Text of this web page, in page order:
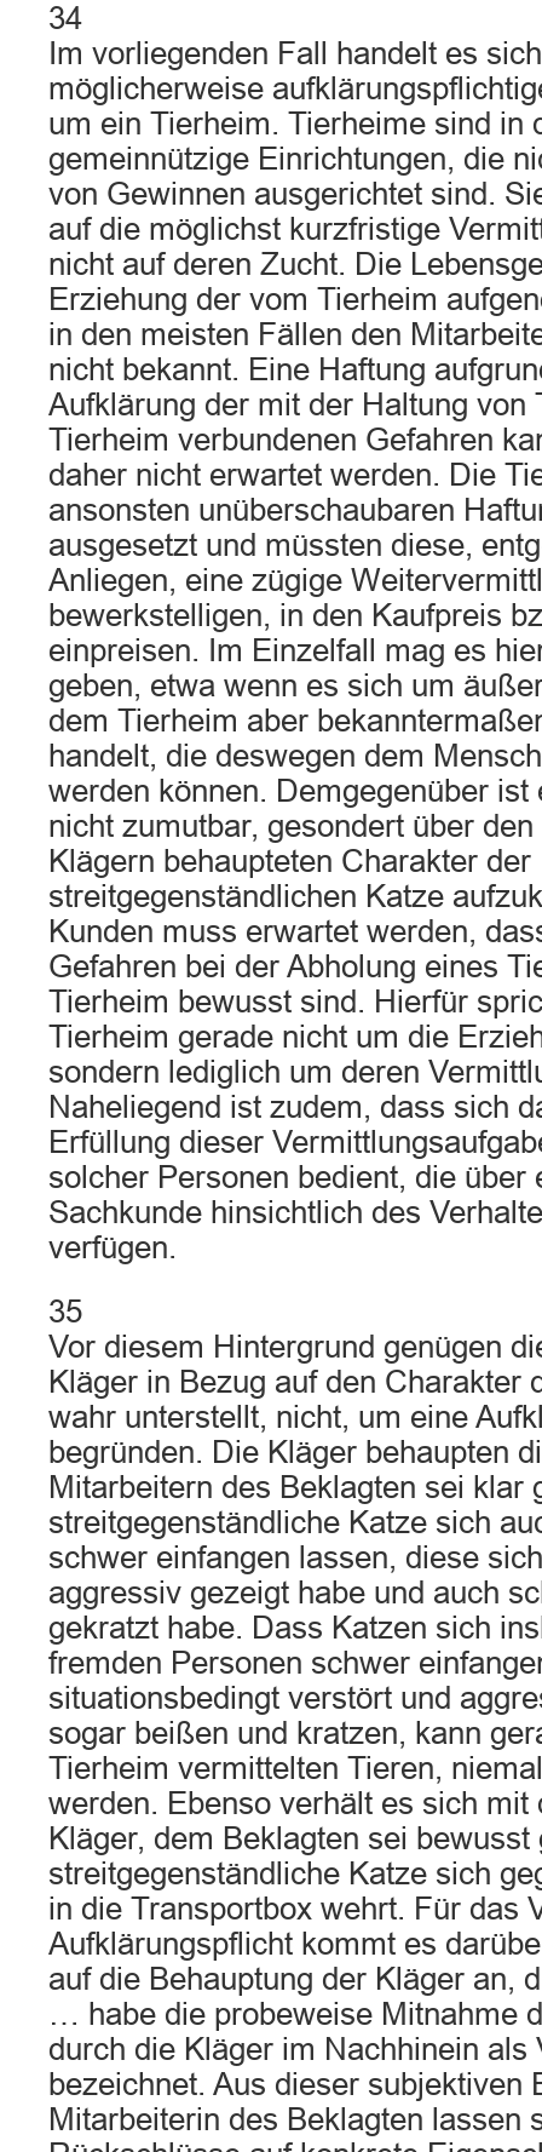
34
Im vorliegenden Fall handelt es
möglicherweise
um ein Tierheim. Tierheime sind in
gemeinnützige Einrichtungen, die
von Gewinnen ausgerichtet sind.
auf die möglichst kurzfristige
nicht auf deren Zucht. Die
Erziehung der vom Tierheim
in den meisten Fällen den
nicht bekannt. Eine Haftung
Aufklärung der mit der Haltung von
Tierheim verbundenen Gefahren
daher nicht erwartet werden. Die
ansonsten unüberschaubaren
ausgesetzt und müssten diese,
Anliegen, eine zügige
bewerkstelligen, in den Kaufpreis
einpreisen. Im Einzelfall mag es
geben, etwa wenn es sich um
dem Tierheim aber
handelt, die deswegen dem
werden können. Demgegenüber ist
nicht zumutbar, gesondert über
Klägern behaupteten Charakter der
streitgegenständlichen Katze
Kunden muss erwartet werden,
Gefahren bei der Abholung eines
Tierheim bewusst sind. Hierfür
Tierheim gerade nicht um die
sondern lediglich um deren
Naheliegend ist zudem, dass sich
Erfüllung dieser
solcher Personen bedient, die über
Sachkunde hinsichtlich des
verfügen.
35
Vor diesem Hintergrund genügen
Kläger in Bezug auf den Charakter
wahr unterstellt, nicht, um eine
begründen. Die Kläger behaupten
Mitarbeitern des Beklagten sei klar
streitgegenständliche Katze sich
schwer einfangen lassen, diese
aggressiv gezeigt habe und auch
gekratzt habe. Dass Katzen sich
fremden Personen schwer
situationsbedingt verstört und
sogar beißen und kratzen, kann
Tierheim vermittelten Tieren,
werden. Ebenso verhält es sich mit
Kläger, dem Beklagten sei
streitgegenständliche Katze sich
in die Transportbox wehrt. Für das
Aufklärungspflicht kommt es
auf die Behauptung der Kläger an,
… habe die probeweise Mitnahme
durch die Kläger im Nachhinein als
bezeichnet. Aus dieser subjektiven
Mitarbeiterin des Beklagten lassen